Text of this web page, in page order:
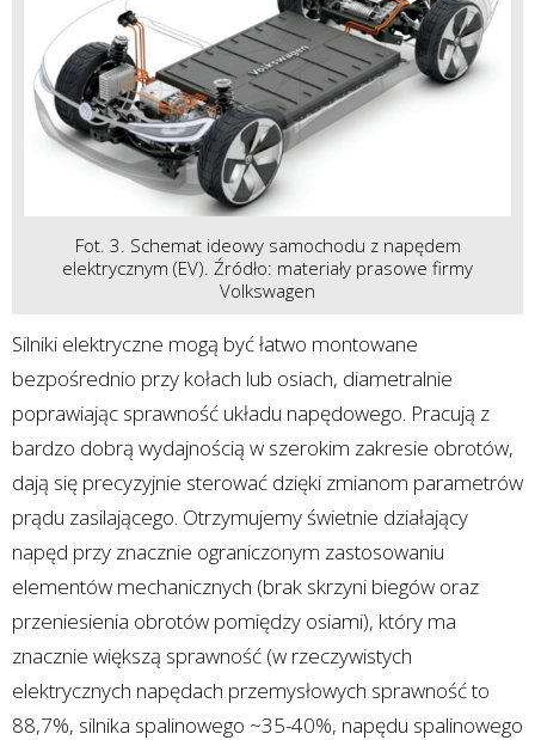
Fot. 3. Schemat ideowy samochodu z napędem
elektrycznym (EV). Źródło: materiały prasowe firmy
Volkswagen
Silniki elektryczne mogą być łatwo montowane
bezpośrednio przy kołach lub osiach, diametralnie
poprawiając sprawność układu napędowego. Pracują z
bardzo dobrą wydajnością w szerokim zakresie obrotów,
dają się precyzyjnie sterować dzięki zmianom parametrów
prądu zasilającego. Otrzymujemy świetnie działający
napęd przy znacznie ograniczonym zastosowaniu
elementów mechanicznych (brak skrzyni biegów oraz
przeniesienia obrotów pomiędzy osiami), który ma
znacznie większą sprawność (w rzeczywistych
elektrycznych napędach przemysłowych sprawność to
88,7%, silnika spalinowego ~35-40%, napędu spalinowego